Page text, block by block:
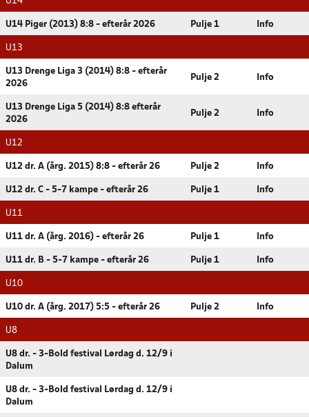
U14 Piger (2013) 8:8 - efterår 2026 Pulje 1 Info
U13
U13 Drenge Liga 3 (2014) 8:8 - efterår
2026
Pulje 2 Info
U13 Drenge Liga 5 (2014) 8:8 efterår
2026
Pulje 2 Info
U12
U12 dr. A (årg. 2015) 8:8 - efterår 26 Pulje 2 Info
U12 dr. C - 5-7 kampe - efterår 26 Pulje 1 Info
U11
U11 dr. A (årg. 2016) - efterår 26 Pulje 1 Info
U11 dr. B - 5-7 kampe - efterår 26 Pulje 1 Info
U10
U10 dr. A (årg. 2017) 5:5 - efterår 26 Pulje 2 Info
U8
U8 dr. - 3-Bold festival Lørdag d. 12/9 i
Dalum
U8 dr. - 3-Bold festival Lørdag d. 12/9 i
Dalum